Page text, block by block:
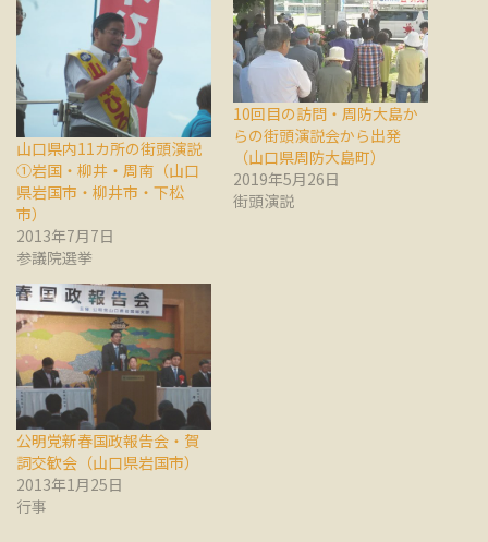
山口県内11カ所の街頭演説
①岩国・柳井・周南（山口
県岩国市・柳井市・下松
市）
2013年7月7日
参議院選挙
10回目の訪問・周防大島か
らの街頭演説会から出発
（山口県周防大島町）
2019年5月26日
街頭演説
公明党新春国政報告会・賀
詞交歓会（山口県岩国市）
2013年1月25日
行事